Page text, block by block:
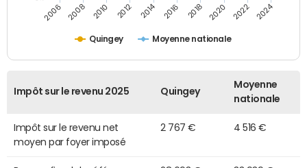
Quingey Moyenne nationale
2006 2008 2010 2012 2014 2016 2018 2020 2022 2024
Impôt sur le revenu 2025 Quingey
Moyenne
nationale
Impôt sur le revenu net
moyen par foyer imposé
2 767 € 4 516 €